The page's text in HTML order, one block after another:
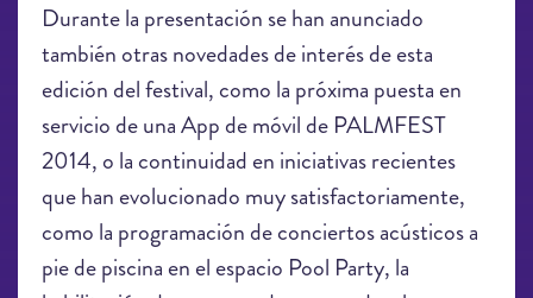
Durante la presentación se han anunciado
también otras novedades de interés de esta
edición del festival, como la próxima puesta en
servicio de una App de móvil de PALMFEST
2014, o la continuidad en iniciativas recientes
que han evolucionado muy satisfactoriamente,
como la programación de conciertos acústicos a
pie de piscina en el espacio Pool Party, la